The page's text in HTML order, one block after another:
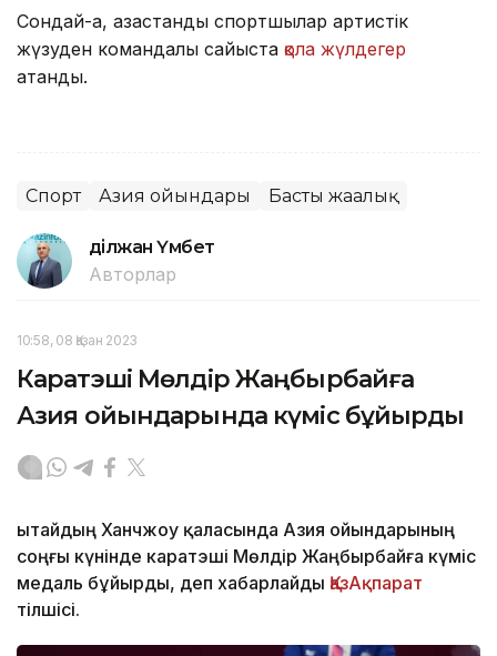
Сондай-ақ, қазақстандық спортшылар артистік
жүзуден командалық сайыста қола жүлдегер
атанды.
Спорт Азия ойындары Басты жаңалық
Әділжан Үмбет
Авторлар
10:58, 08 Қазан 2023
Каратэші Мөлдір Жаңбырбайға
Азия ойындарында күміс бұйырды
Қытайдың Ханчжоу қаласында Азия ойындарының
соңғы күнінде каратэші Мөлдір Жаңбырбайға күміс
медаль бұйырды, деп хабарлайды ҚазАқпарат
тілшісі.